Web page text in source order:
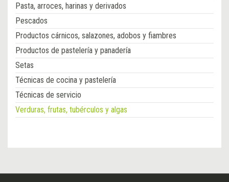
Pasta, arroces, harinas y derivados
Pescados
Productos cárnicos, salazones, adobos y fiambres
Productos de pastelería y panadería
Setas
Técnicas de cocina y pastelería
Técnicas de servicio
Verduras, frutas, tubérculos y algas